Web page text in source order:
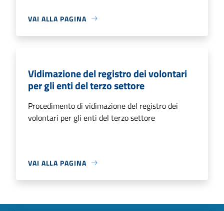
VAI ALLA PAGINA
Vidimazione del registro dei volontari
per gli enti del terzo settore
Procedimento di vidimazione del registro dei
volontari per gli enti del terzo settore
VAI ALLA PAGINA